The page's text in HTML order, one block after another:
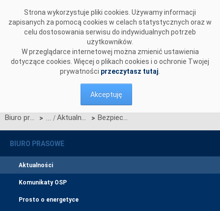
Strona wykorzystuje pliki cookies. Używamy informacji
zapisanych za pomocą cookies w celach statystycznych oraz w
celu dostosowania serwisu do indywidualnych potrzeb
użytkowników.
W przeglądarce internetowej można zmienić ustawienia
dotyczące cookies. Więcej o plikach cookies i o ochronie Twojej
prywatności przeczytasz tutaj
Akceptuję
Biuro prasowe > Aktualności > Bezpieczniej z prądem — wyniki konkursów !!!
BIURO PRASOWE
Aktualności
Komunikaty OSP
Prosto o energetyce